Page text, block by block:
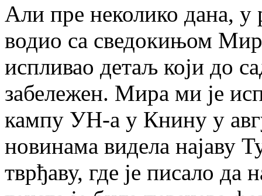
Али пре неколико дана, у
водио са сведокињом
испливао детаљ који до
забележен. Мира ми је
кампу УН-а у Книну у
новинама видела најаву
тврђаву, где је писало